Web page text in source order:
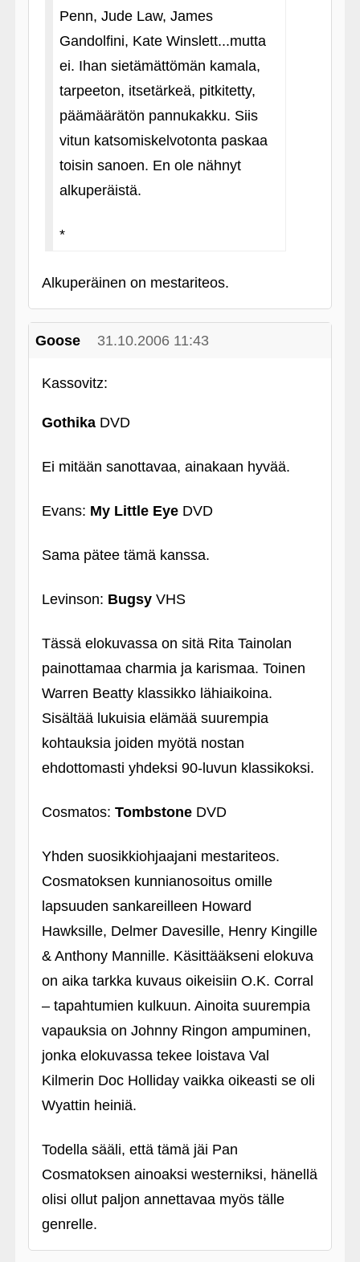
Penn, Jude Law, James
Gandolfini, Kate Winslett...mutta
ei. Ihan sietämättömän kamala,
tarpeeton, itsetärkeä, pitkitetty,
päämäärätön pannukakku. Siis
vitun katsomiskelvotonta paskaa
toisin sanoen. En ole nähnyt
alkuperäistä.
*
Alkuperäinen on mestariteos.
Goose 31.10.2006 11:43
Kassovitz:
GothikaDVD
Ei mitään sanottavaa, ainakaan hyvää.
Evans: My Little EyeDVD
Sama pätee tämä kanssa.
Levinson: BugsyVHS
Tässä elokuvassa on sitä Rita Tainolan
painottamaa charmia ja karismaa. Toinen
Warren Beatty klassikko lähiaikoina.
Sisältää lukuisia elämää suurempia
kohtauksia joiden myötä nostan
ehdottomasti yhdeksi 90-luvun klassikoksi.
Cosmatos: TombstoneDVD
Yhden suosikkiohjaajani mestariteos.
Cosmatoksen kunnianosoitus omille
lapsuuden sankareilleen Howard
Hawksille, Delmer Davesille, Henry Kingille
& Anthony Mannille. Käsittääkseni elokuva
on aika tarkka kuvaus oikeisiin O.K. Corral
– tapahtumien kulkuun. Ainoita suurempia
vapauksia on Johnny Ringon ampuminen,
jonka elokuvassa tekee loistava Val
Kilmerin Doc Holliday vaikka oikeasti se oli
Wyattin heiniä.
Todella sääli, että tämä jäi Pan
Cosmatoksen ainoaksi westerniksi, hänellä
olisi ollut paljon annettavaa myös tälle
genrelle.